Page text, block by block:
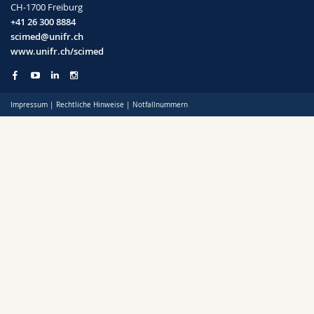
Math.-Nat. und Med. Fak.
Interfakultär
Mitarbeitende
Doktorierende
Webmail
Vorlesungsverzeichnis
CH-1700 Freiburg
+41 26 300 8884
scimed@unifr.ch
www.unifr.ch/scimed
Impressum | Rechtliche Hinweise | Notfallnummern